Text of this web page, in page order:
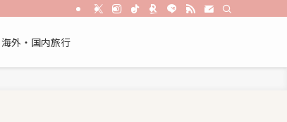
海外・国内旅行